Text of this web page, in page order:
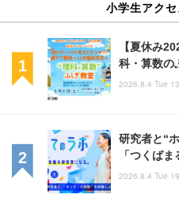
小学生アク
【夏休み
科・算数の
2026.8.4 Tue
研究者と“
「つくば
2026.8.4 Tue